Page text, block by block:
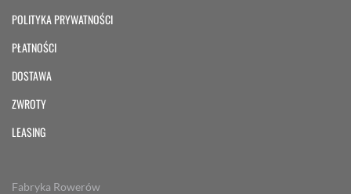
POLITYKA PRYWATNOŚCI
PŁATNOŚCI
DOSTAWA
ZWROTY
LEASING
Fabryka Rowerów